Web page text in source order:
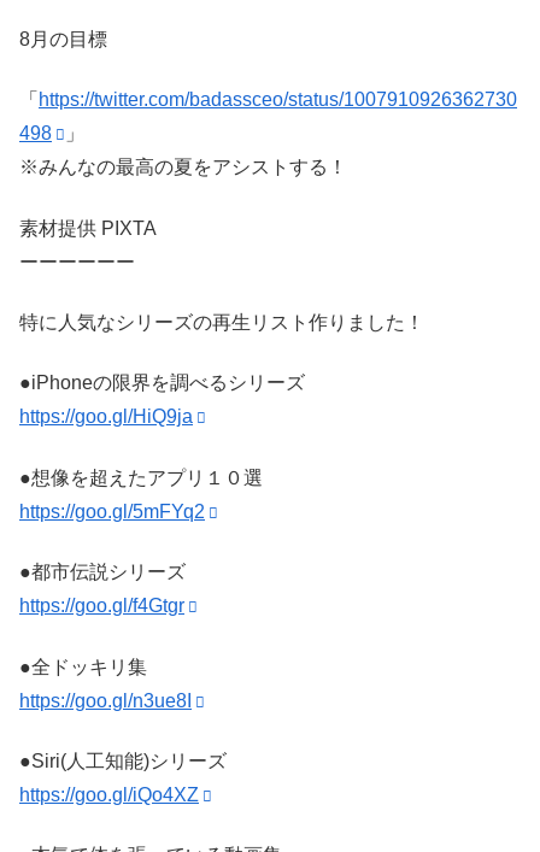
8月の目標
「 https://twitter.com/badassceo/status/1007910926362730
498
」
※みんなの最高の夏をアシストする！
素材提供 PIXTA
ーーーーーー
特に人気なシリーズの再生リスト作りました！
●iPhoneの限界を調べるシリーズ
https://goo.gl/HiQ9ja
●想像を超えたアプリ１０選
https://goo.gl/5mFYq2
●都市伝説シリーズ
https://goo.gl/f4Gtgr
●全ドッキリ集
https://goo.gl/n3ue8I
●Siri(人工知能)シリーズ
https://goo.gl/iQo4XZ